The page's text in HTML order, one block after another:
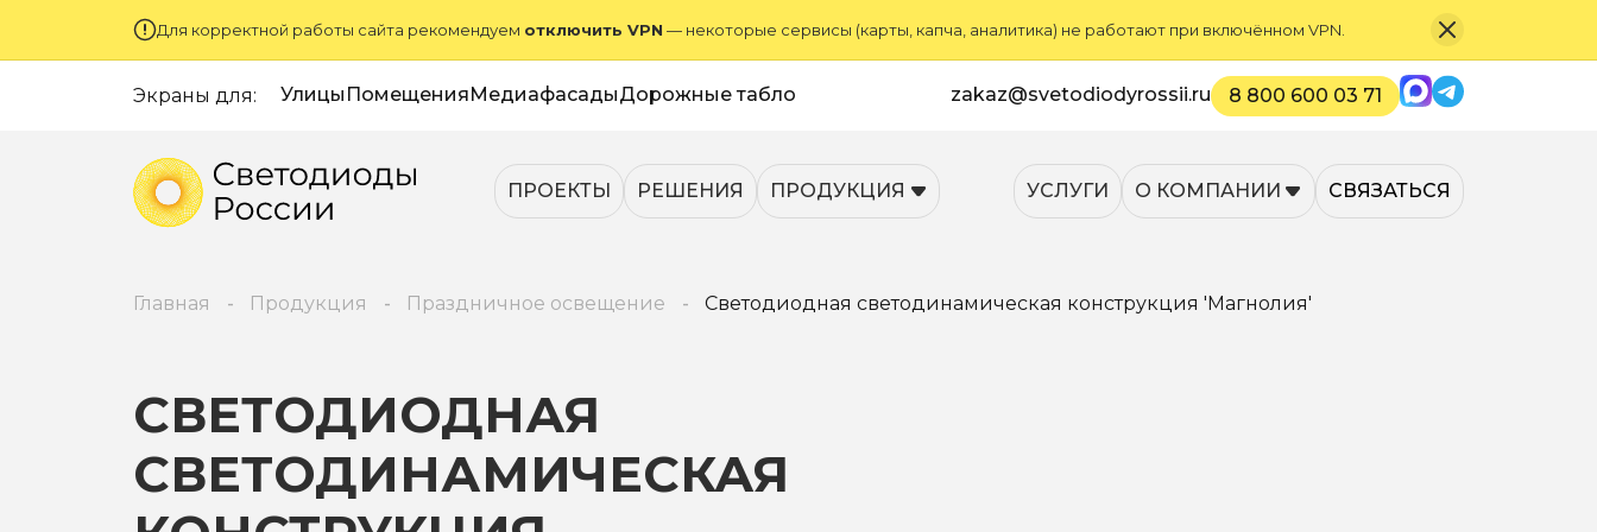
Для корректной работы сайта рекомендуем отключить VPN — некоторые сервисы (карты, капча, аналитика) не работают при включённом VPN.
Экраны для: Улицы ПомещенияМедиафасадыДорожные табло zakaz@svetodiodyrossii.ru 8 800 600 03 71 MaxTelegram
ПРОЕКТЫ РЕШЕНИЯ ПРОДУКЦИЯ УСЛУГИ О КОМПАНИИ СВЯЗАТЬСЯ
Главная Продукция Праздничное освещение Светодиодная светодинамическая конструкция 'Магнолия'
СВЕТОДИОДНАЯ
СВЕТОДИНАМИЧЕСКАЯ